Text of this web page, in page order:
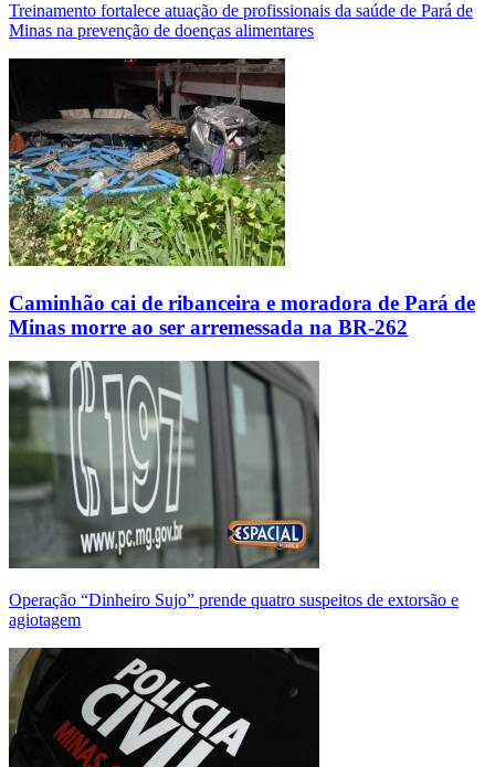
Treinamento fortalece atuação de profissionais da saúde de Pará de
Minas na prevenção de doenças alimentares
Caminhão cai de ribanceira e moradora de Pará de
Minas morre ao ser arremessada na BR-262
Operação “Dinheiro Sujo” prende quatro suspeitos de extorsão e
agiotagem